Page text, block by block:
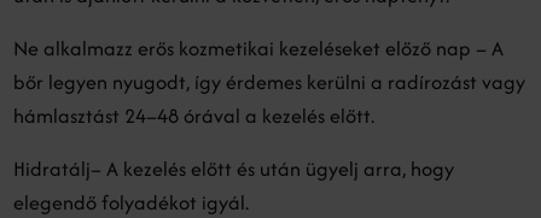
Ne alkalmazz erős kozmetikai kezeléseket előző nap – A
bőr legyen nyugodt, így érdemes kerülni a radírozást vagy
hámlasztást 24–48 órával a kezelés előtt.
Hidratálj– A kezelés előtt és után ügyelj arra, hogy
elegendő folyadékot igyál.